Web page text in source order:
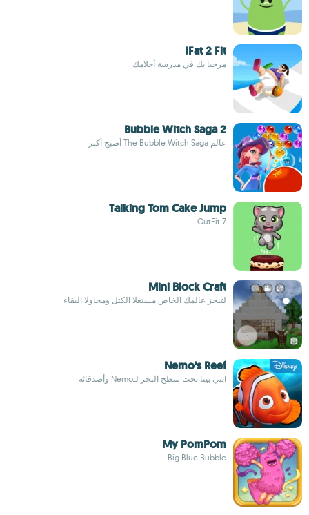
Fat 2 Fit!
مرحبا بك في مدرسة أحلامك
Bubble Witch Saga 2
عالم The Bubble Witch Saga أصبح أكبر
Talking Tom Cake Jump
OutFit 7
Mini Block Craft
لتنجز عالمك الخاص مستغلا الكتل ومحاولا البقاء
Nemo's Reef
ابني بيتا تحت سطح البحر لـNemo وأصدقائه
My PomPom
Big Blue Bubble